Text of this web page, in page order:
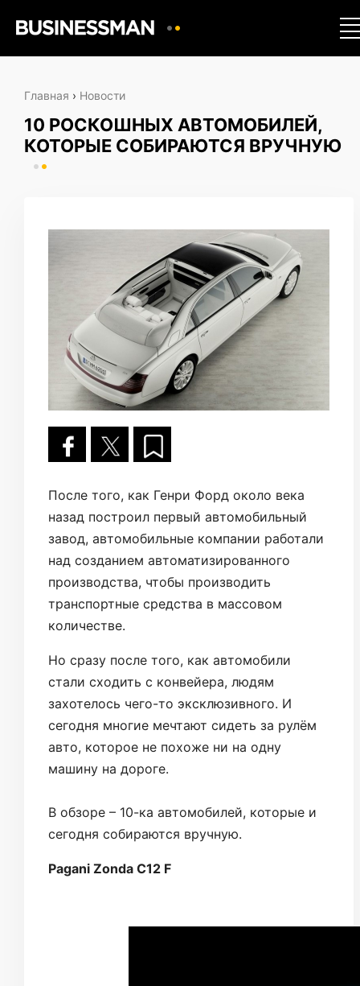
Главная › Новости
10 РОСКОШНЫХ АВТОМОБИЛЕЙ,
КОТОРЫЕ СОБИРАЮТСЯ ВРУЧНУЮ
После того, как Генри Форд около века
назад построил первый автомобильный
завод, автомобильные компании работали
над созданием автоматизированного
производства, чтобы производить
транспортные средства в массовом
количестве.
Но сразу после того, как автомобили
стали сходить с конвейера, людям
захотелось чего-то эксклюзивного. И
сегодня многие мечтают сидеть за рулём
авто, которое не похоже ни на одну
машину на дороге.
В обзоре – 10-ка автомобилей, которые и
сегодня собираются вручную.
Pagani Zonda C12 F